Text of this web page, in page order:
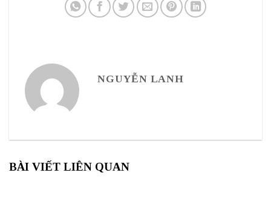
NGUYỄN LANH
BÀI VIẾT LIÊN QUAN